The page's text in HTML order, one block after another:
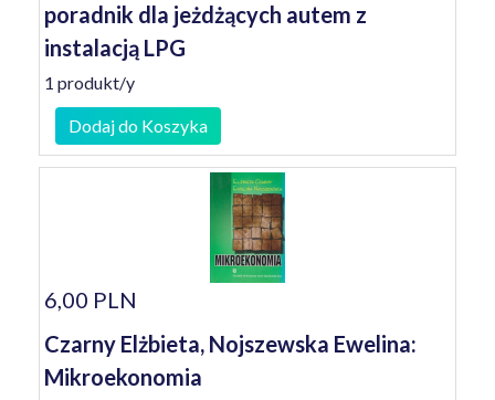
poradnik dla jeżdżących autem z
instalacją LPG
1 produkt/y
Dodaj do Koszyka
6,00 PLN
Czarny Elżbieta, Nojszewska Ewelina:
Mikroekonomia